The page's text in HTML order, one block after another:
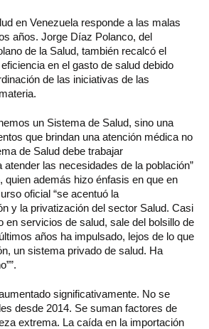
en Venezuela responde a las malas
años. Jorge Díaz Polanco, del
de la Salud, también recalcó el
en el gasto de salud debido
de las iniciativas de las
un Sistema de Salud, sino una
que brindan una atención médica no
de Salud debe trabajar
las necesidades de la población”
quien además hizo énfasis en que en
oficial “se acentuó la
y la privatización del sector Salud. Casi
en servicios de salud, sale del bolsillo de
años ha impulsado, lejos de lo que
un sistema privado de salud. Ha
significativamente. No se
desde 2014. Se suman factores de
extrema. La caída en la importación